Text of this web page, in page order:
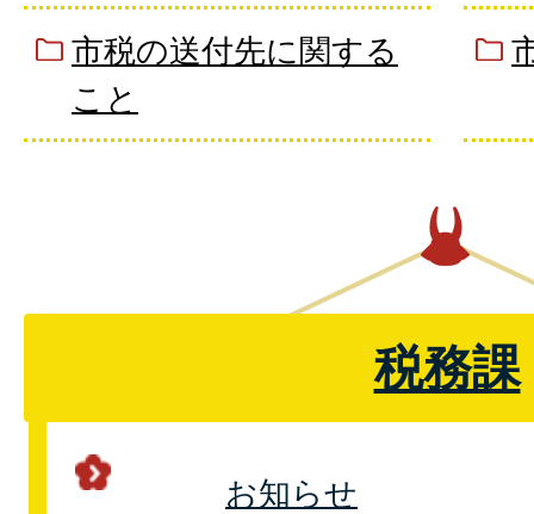
市税の送付先に関する
こと
税務課
お知らせ